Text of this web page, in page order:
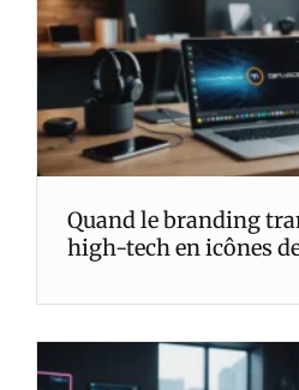
Quand le branding
high-tech en icônes